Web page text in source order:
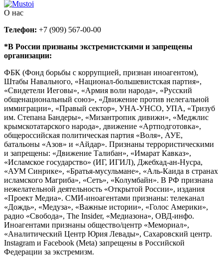
О нас
Телефон: +7 (909) 567-00-00
*В России признаны экстремистскими и запрещены
организации:
ФБК (Фонд борьбы с коррупцией, признан иноагентом),
Штабы Навального, «Национал-большевистская партия»,
«Свидетели Иеговы», «Армия воли народа», «Русский
общенациональный союз», «Движение против нелегальной
иммиграции», «Правый сектор», УНА-УНСО, УПА, «Тризуб
им. Степана Бандеры», «Мизантропик дивижн», «Меджлис
крымскотатарского народа», движение «Артподготовка»,
общероссийская политическая партия «Воля», АУЕ,
батальоны «Азов» и «Айдар». Признаны террористическими
и запрещены: «Движение Талибан», «Имарат Кавказ»,
«Исламское государство» (ИГ, ИГИЛ), Джебхад-ан-Нусра,
«АУМ Синрике», «Братья-мусульмане», «Аль-Каида в странах
исламского Магриба», «Сеть», «Колумбайн». В РФ признана
нежелательной деятельность «Открытой России», издания
«Проект Медиа». СМИ-иноагентами признаны: телеканал
«Дождь», «Медуза», «Важные истории», «Голос Америки»,
радио «Свобода», The Insider, «Медиазона», ОВД-инфо.
Иноагентами признаны общество/центр «Мемориал»,
«Аналитический Центр Юрия Левады», Сахаровский центр.
Instagram и Facebook (Metа) запрещены в Российской
Федерации за экстремизм.